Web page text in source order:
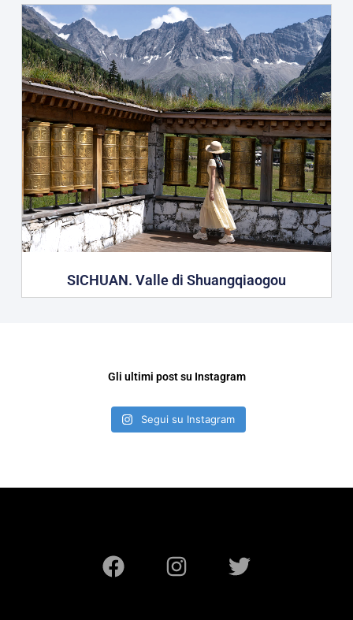
SICHUAN. Valle di Shuangqiaogou
Gli ultimi post su Instagram
Segui su Instagram
F
a
I
n
T
w